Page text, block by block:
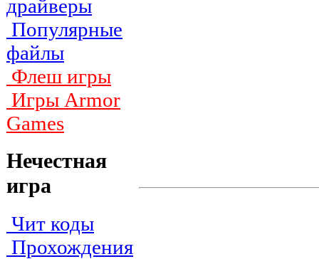
драйверы
Популярные
файлы
Флеш игры
Игры Armor
Games
Нечестная
игра
Чит коды
Прохождения